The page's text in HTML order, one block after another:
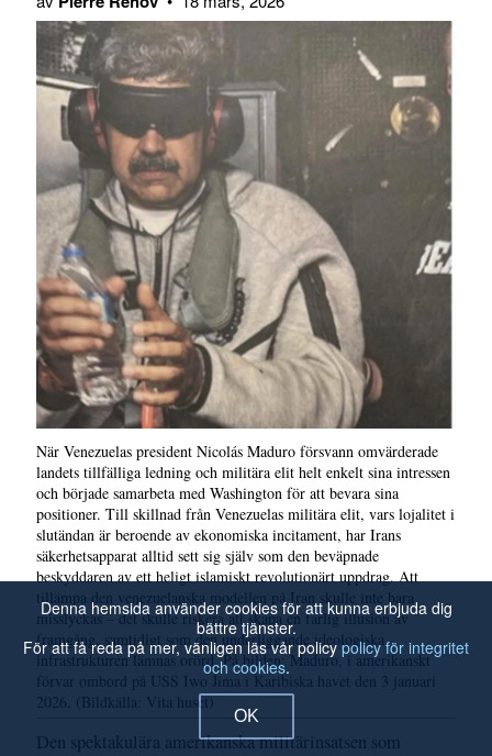
När Venezuelas president Nicolás Maduro försvann omvärderade
landets tillfälliga ledning och militära elit helt enkelt sina intressen
och började samarbeta med Washington för att bevara sina
positioner. Till skillnad från Venezuelas militära elit, vars lojalitet i
slutändan är beroende av ekonomiska incitament, har Irans
säkerhetsapparat alltid sett sig själv som den beväpnade
beskyddaren av ett heligt islamiskt revolutionärt uppdrag. Att
tillämpa den venezuelanska modellen på Iran skulle inte bara
misslyckas – det skulle riskera att skapa en farlig illusion av
framgång, samtidigt som den underliggande ideologiska
infrastrukturen lämnas orörd. På bilden: Maduro, i amerikanskt
förvar ombord på USS Iwo Jima i Karibiska havet den 3 januari
2026. (Bildkälla: Vita huset)
Den spektakulära amerikanska militärinsatsen som
Denna hemsida använder cookies för att kunna erbjuda dig
bättre tjänster.
För att få reda på mer, vänligen läs vår policy policy för integritet
och cookies.
OK